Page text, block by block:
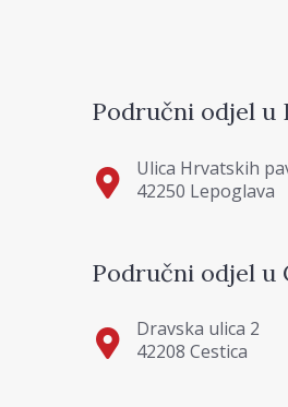
Područni odjel u
Ulica Hrvatskih
42250 Lepoglava
Područni odjel u
Dravska ulica 2
42208 Cestica